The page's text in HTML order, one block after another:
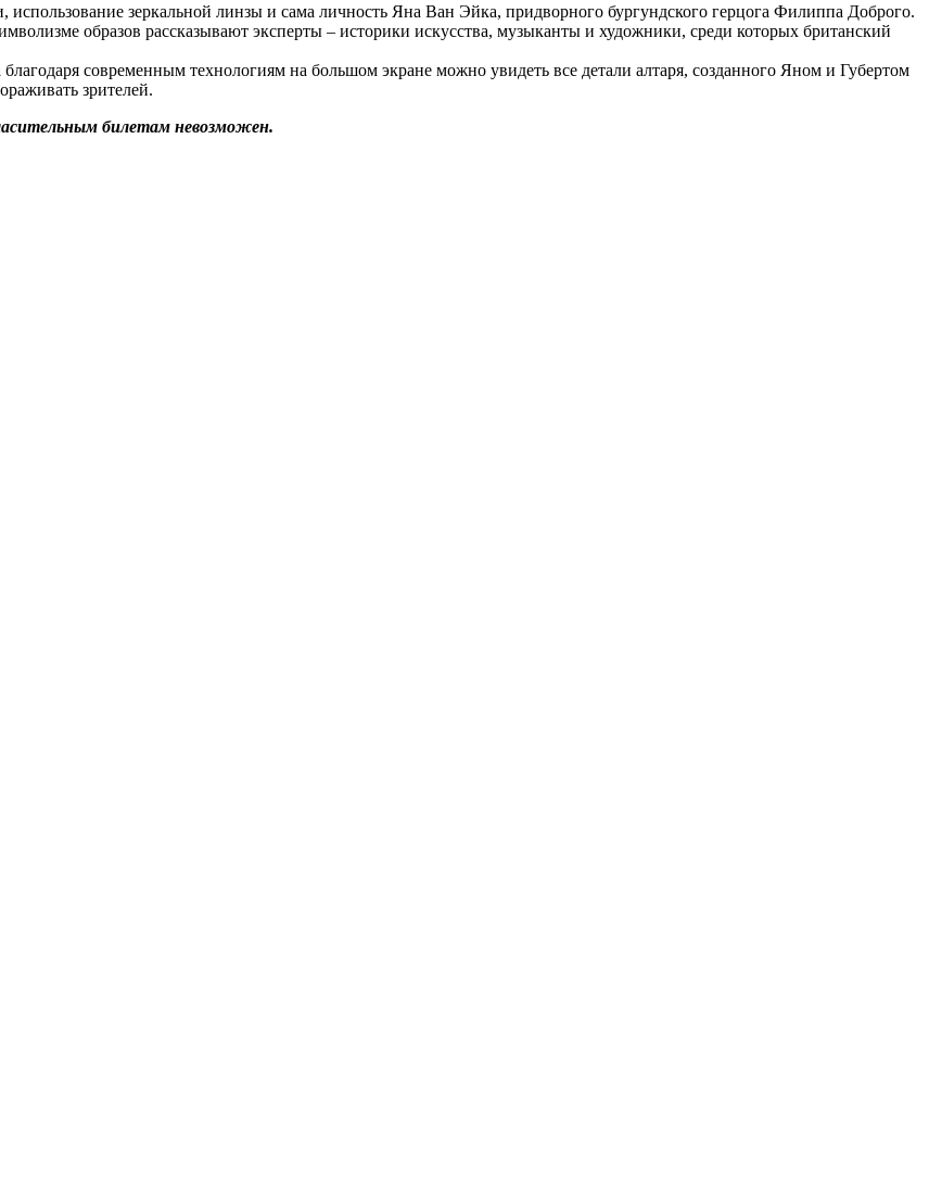
зеркальной линзы и сама личность Яна Ван Эйка, придворного бургундского герцога Филиппа Доброго.
образов рассказывают эксперты – историки искусства, музыканты и художники, среди которых британский
современным технологиям на большом экране можно увидеть все детали алтаря, созданного Яном и Губертом
зрителей.
билетам невозможен.